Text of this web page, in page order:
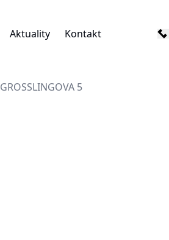
Aktuality Kontakt
GROSSLINGOVA 5